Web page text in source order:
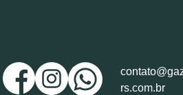
rs.com.br